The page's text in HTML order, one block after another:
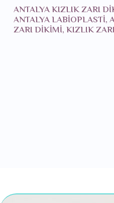
ANTALYA KIZLIK ZARI
ANTALYA
ZARI DIKIMI, KIZLIK